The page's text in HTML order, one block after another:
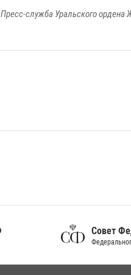
Пресс-служба Уральского ордена
Совет Федерации
Федерального Собрания